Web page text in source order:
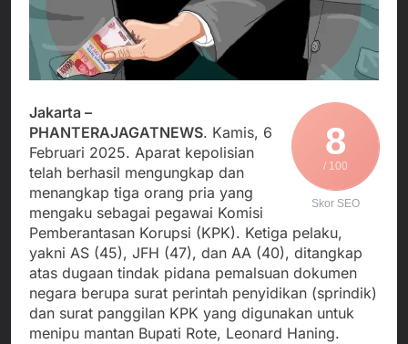
Posko Pusat Tg. Perak
Surabaya
melalui Komite Sekolah,
Disorot karena Dinilai
Bertentangan dengan
Edaran Disdik Jabar
Agustus 4, 2026
Ketua Umum FSP
Maritim Indonesia
Bantah Isu Mogok
Nasional TKBM: “Belum
Agustus 3, 2026
Menjalin Harmoni di
Tanah Sukaresmi: Kala
Mina Padi, P2L, dan
Gotong Royong
Menggerakkan Ekonomi
Desa
Agustus 3, 2026
Korban Tenggelam di
Perairan Giligenting
Ditemukan, Polisi
Pastikan Penanganan
Berjalan Sesuai
Prosedur
Agustus 3, 2026
8
/ 100
Skor SEO
Jakarta –
PHANTERAJAGATNEWS. Kamis, 6
Februari 2025. Aparat kepolisian
telah berhasil mengungkap dan
menangkap tiga orang pria yang
mengaku sebagai pegawai Komisi
Pemberantasan Korupsi (KPK). Ketiga pelaku,
yakni AS (45), JFH (47), dan AA (40), ditangkap
atas dugaan tindak pidana pemalsuan dokumen
negara berupa surat perintah penyidikan (sprindik)
dan surat panggilan KPK yang digunakan untuk
menipu mantan Bupati Rote, Leonard Haning.